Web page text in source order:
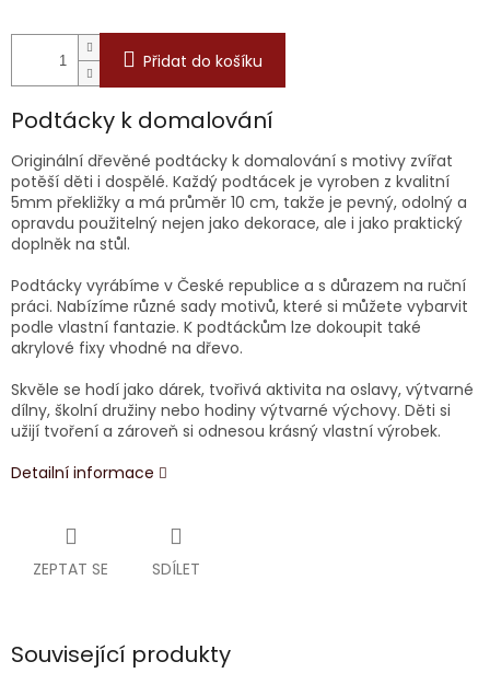
cena:
Přidat do košíku
Podtácky k domalování
Originální dřevěné podtácky k domalování s motivy zvířat
potěší děti i dospělé. Každý podtácek je vyroben z kvalitní
5mm překližky a má průměr 10 cm, takže je pevný, odolný a
opravdu použitelný nejen jako dekorace, ale i jako praktický
doplněk na stůl.
Podtácky vyrábíme v České republice a s důrazem na ruční
práci. Nabízíme různé sady motivů, které si můžete vybarvit
podle vlastní fantazie. K podtáckům lze dokoupit také
akrylové fixy vhodné na dřevo.
Skvěle se hodí jako dárek, tvořivá aktivita na oslavy, výtvarné
dílny, školní družiny nebo hodiny výtvarné výchovy. Děti si
užijí tvoření a zároveň si odnesou krásný vlastní výrobek.
Detailní informace
ZEPTAT SE SDÍLET
Související produkty